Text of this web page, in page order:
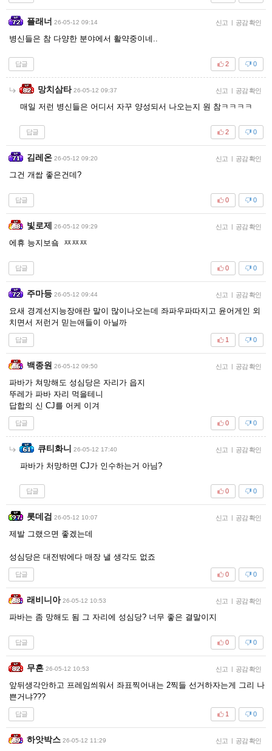
플래너 26-05-12 09:14 신고 | 공감 확인
병신들은 참 다양한 분야에서 활약중이네..
답글 0
2
망치삼타 26-05-12 09:37 신고 | 공감 확인
매일 저런 병신들은 어디서 자꾸 양성되서 나오는지 원 참ㅋㅋㅋㅋ
답글 0
2
김레온 26-05-12 09:20 신고 | 공감 확인
그건 개쌉 좋은건데?
답글 0
0
빛로제 26-05-12 09:29 신고 | 공감 확인
에휴 능지보숔 ㅉㅉㅉ
답글 0
0
주마등 26-05-12 09:44 신고 | 공감 확인
요새 경계선지능장애란 말이 많이나오는데 좌파우파따지고 윤어게인 외
치면서 저런거 믿는애들이 아닐까
답글 0
1
백종원 26-05-12 09:50 신고 | 공감 확인
파바가 쳐망해도 성심당은 자리가 읍지
뚜레가 파바 자리 먹을테니
답합의 신 CJ를 어케 이겨
답글 0
0
큐티화니 26-05-12 17:40 신고 | 공감 확인
파바가 처망하면 CJ가 인수하는거 아님?
답글 0
0
롯데검 26-05-12 10:07 신고 | 공감 확인
제발 그랬으면 좋겠는데
성심당은 대전밖에다 매장 낼 생각도 없죠
답글 0
0
래비니아 26-05-12 10:53 신고 | 공감 확인
파바는 좀 망해도 됨 그 자리에 성심당? 너무 좋은 결말이지
답글 0
0
무흔 26-05-12 10:53 신고 | 공감 확인
앞뒤생각안하고 프레임씌워서 좌표찍어내는 2찍들 선거하자는게 그리 나
쁜거냐???
답글 0
1
하앗박스 26-05-12 11:29 신고 | 공감 확인